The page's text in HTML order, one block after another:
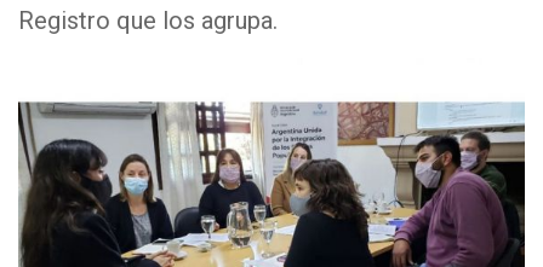
Registro que los agrupa.